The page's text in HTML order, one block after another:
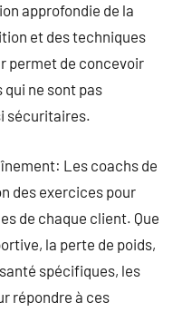
approfondie de la
et des techniques
permet de concevoir
ne sont pas
sécuritaires.
Les coachs de
des exercices pour
de chaque client. Que
la perte de poids,
spécifiques, les
répondre à ces